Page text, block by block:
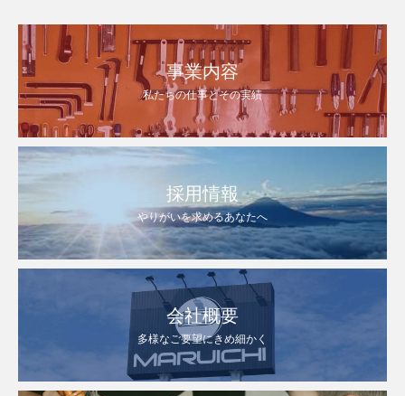
事業内容
私たちの仕事とその実績
採用情報
やりがいを求めるあなたへ
会社概要
多様なご要望にきめ細かく